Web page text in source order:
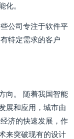
化。
公司专注于软件平
特定需求的客户
向。 随着我国智能
展和应用，城市由
济的快速发展，作
来突破现有的设计